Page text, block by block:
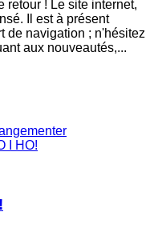
retour ! Le site internet,
Il est à présent
de navigation ; n'hésitez
aux nouveautés,...
I HO!